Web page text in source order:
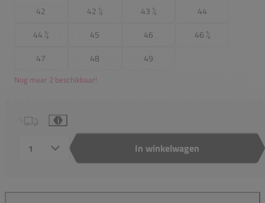
42
42 ½ 43 ½
44
44 ½
45 46
46 ½
47
48 49
Nog maar 2 beschikbaar!
i
In winkelwagen